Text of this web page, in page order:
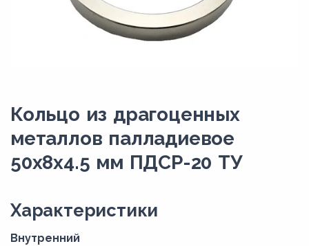
Кольцо из драгоценных
металлов палладиевое
50х8х4.5 мм ПДСР-20 ТУ
Xарактеристики
Внутренний